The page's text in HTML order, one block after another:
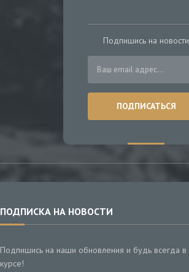
Подпишись на новости
ПОДПИСКА НА НОВОСТИ
Подпишись на наши обновления и будь всегда в
курсе!